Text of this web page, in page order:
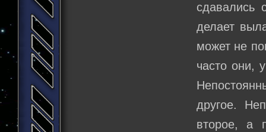
сдавались
делает
может не
часто они,
другое.
второе, а